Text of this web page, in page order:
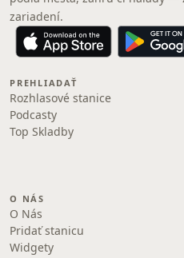
zariadení.
PREHLIADAŤ
Rozhlasové stanice
Podcasty
Top Skladby
O NÁS
O Nás
Pridať stanicu
Widgety